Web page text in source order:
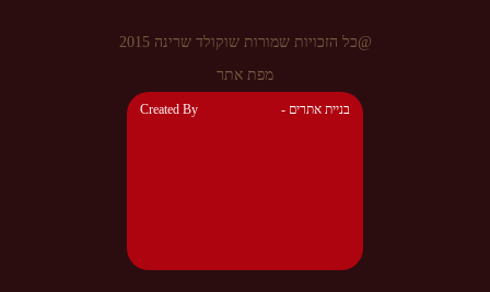
@כל הזכויות שמורות שוקולד שרינה 2015
מפת אתר
Created By - בניית אתרים